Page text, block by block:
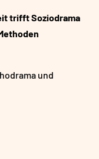
trifft Soziodrama
und